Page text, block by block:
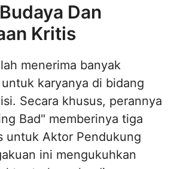
Dan
Kritis
menerima banyak
karyanya di bidang
Secara khusus, perannya
Bad" memberinya tiga
untuk Aktor Pendukung
ini mengukuhkan